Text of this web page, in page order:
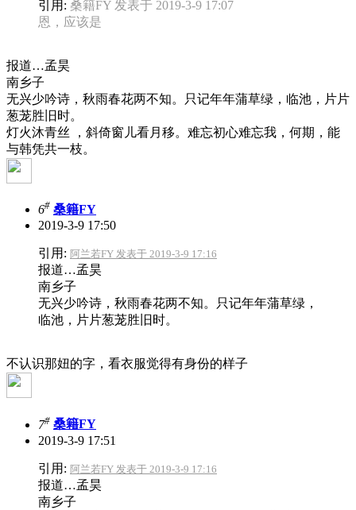
引用: 桑籍FY 发表于 2019-3-9 17:07
恩，应该是
报道…孟昊
南乡子
无兴少吟诗，秋雨春花两不知。只记年年蒲草绿，临池，片片
葱茏胜旧时。
灯火沐青丝 ，斜倚窗儿看月移。难忘初心难忘我，何期，能
与韩凭共一枝。
6# 桑籍FY
2019-3-9 17:50
引用: 阿兰若FY 发表于 2019-3-9 17:16
报道…孟昊
南乡子
无兴少吟诗，秋雨春花两不知。只记年年蒲草绿，
临池，片片葱茏胜旧时。
不认识那妞的字，看衣服觉得有身份的样子
7# 桑籍FY
2019-3-9 17:51
引用: 阿兰若FY 发表于 2019-3-9 17:16
报道…孟昊
南乡子